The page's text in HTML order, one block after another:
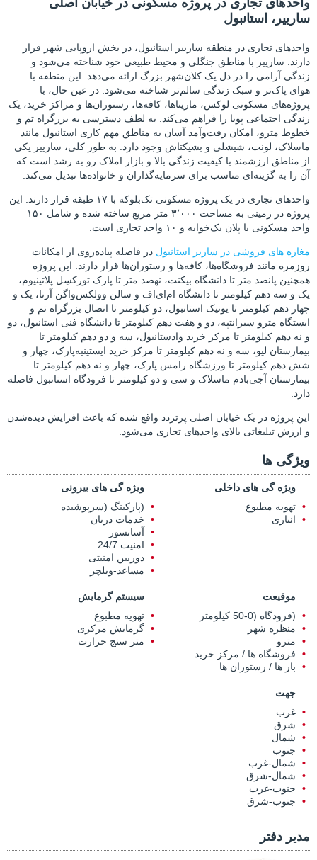
واحدهای تجاری در پروژه مسکونی در خیابان اصلی
سارییر، استانبول
واحدهای تجاری در منطقه سارییر استانبول، در بخش اروپایی شهر قرار
دارند. سارییر با مناطق جنگلی و محیط طبیعی خود شناخته می‌شود و
زندگی آرامی را در دل یک کلان‌شهر بزرگ ارائه می‌دهد. این منطقه با
هوای پاک‌تر و سبک زندگی سالم‌تر شناخته می‌شود. در عین حال، با
پروژه‌های مسکونی لوکس، ماریناها، کافه‌ها، رستوران‌ها و مراکز خرید، یک
زندگی اجتماعی پویا را فراهم می‌کند. به لطف دسترسی به بزرگراه تم و
خطوط مترو، امکان رفت‌وآمد آسان به مناطق مهم کاری استانبول مانند
ماسلاک، لونت، شیشلی و بشیکتاش وجود دارد. به طور کلی، سارییر یکی
از مناطق ارزشمند با کیفیت زندگی بالا و بازار املاک رو به رشد است که
آن را به گزینه‌ای مناسب برای سرمایه‌گذاران و خانواده‌ها تبدیل می‌کند.
واحدهای تجاری در یک پروژه مسکونی تک‌بلوکه با ۱۷ طبقه قرار دارند. این
پروژه در زمینی به مساحت ۳٬۰۰۰ متر مربع ساخته شده و شامل ۱۵۰
واحد مسکونی با پلان یک‌خوابه و ۱۰ واحد تجاری است.
مغازه های فروشی در ساریر استانبول در فاصله پیاده‌روی از امکانات
روزمره مانند فروشگاه‌ها، کافه‌ها و رستوران‌ها قرار دارند. این پروژه
همچنین پانصد متر تا دانشگاه بیکنت، نهصد متر تا پارک تورکسِل پلاتینیوم،
یک و سه دهم کیلومتر تا دانشگاه ام‌ای‌اف و سالن وولکس‌واگن آرنا، یک و
چهار دهم کیلومتر تا یونیک استانبول، دو کیلومتر تا اتصال بزرگراه تم و
ایستگاه مترو سیرانتپه، دو و هفت دهم کیلومتر تا دانشگاه فنی استانبول، دو
و نه دهم کیلومتر تا مرکز خرید وادستانبول، سه و دو دهم کیلومتر تا
بیمارستان لیو، سه و نه دهم کیلومتر تا مرکز خرید ایستینیه‌پارک، چهار و
شش دهم کیلومتر تا ورزشگاه رامس پارک، چهار و نه دهم کیلومتر تا
بیمارستان آجی‌بادم ماسلاک و سی و دو کیلومتر تا فرودگاه استانبول فاصله
دارد.
این پروژه در یک خیابان اصلی پرتردد واقع شده که باعث افزایش دیده‌شدن
و ارزش تبلیغاتی بالای واحدهای تجاری می‌شود.
ویژگی ها
ویژه گی های داخلی
تهویه مطبوع
انباری
ویژه گی های بیرونی
(پارکینگ (سرپوشیده
خدمات دربان
آسانسور
امنیت 24/7
دوربین امنیتی
مساعد-ویلچر
موقیعت
(فرودگاه (0-50 کیلومتر
منظره شهر
مترو
فروشگاه ها / مرکز خرید
بار ها / رستوران ها
سیستم گرمایش
تهویه مطبوع
گرمایش مرکزی
متر سنج حرارت
جهت
غرب
شرق
شمال
جنوب
شمال-غرب
شمال-شرق
جنوب-غرب
جنوب-شرق
مدیر دفتر